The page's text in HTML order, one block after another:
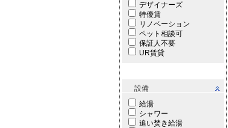
デザイナーズ
特優賃
リノベーション
ペット相談可
保証人不要
UR賃貸
設備
給湯
シャワー
追い焚き給湯